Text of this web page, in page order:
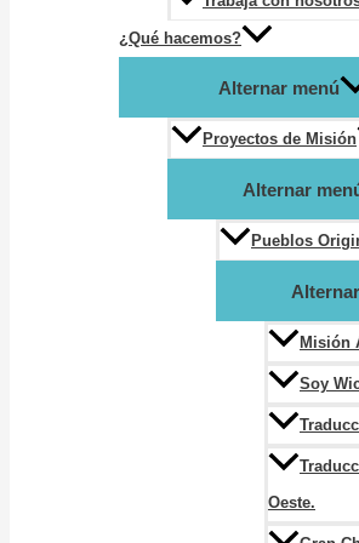
¿Qué hacemos?
Alternar menú
Proyectos de Misión
Alternar
Pueblos
Misión
Soy
Oeste.